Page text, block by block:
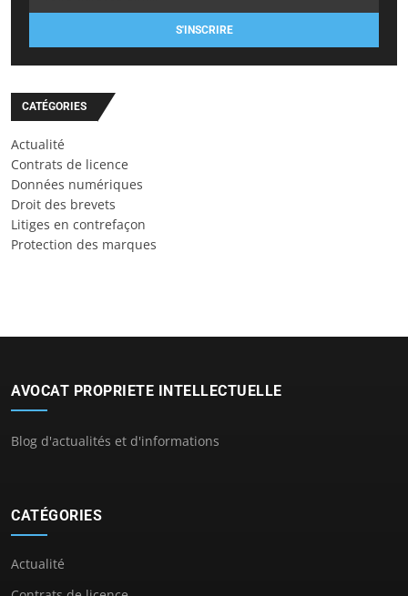
S'INSCRIRE
CATÉGORIES
Actualité
Contrats de licence
Données numériques
Droit des brevets
Litiges en contrefaçon
Protection des marques
AVOCAT PROPRIETE INTELLECTUELLE
Blog d'actualités et d'informations
CATÉGORIES
Actualité